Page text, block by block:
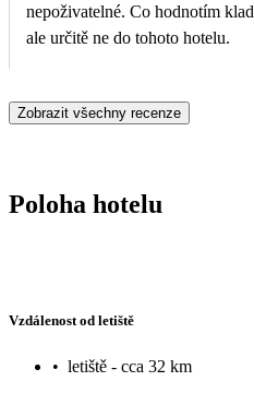
nepoživatelné. Co hodnotím
ale určitě ne do tohoto hotelu.
Zobrazit všechny recenze
Poloha hotelu
Vzdálenost od letiště
• letiště - cca 32 km